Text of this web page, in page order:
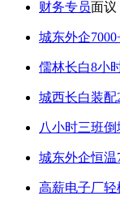
财务专员面议
城东外企
儒林长白8小
城西长白装配
八小时三班
城东外企恒温
高薪电子厂轻